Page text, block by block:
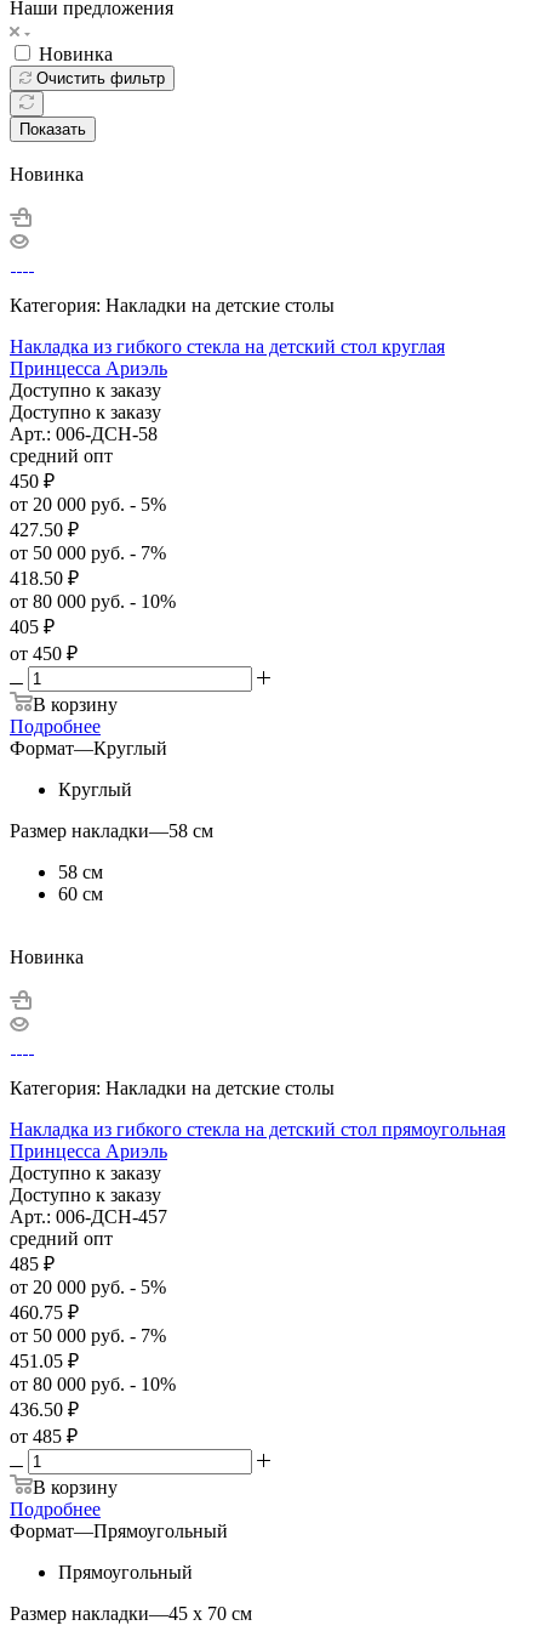
Наши предложения
Новинка
Очистить фильтр
Показать
Новинка
Категория: Накладки на детские столы
Накладка из гибкого стекла на детский стол круглая
Принцесса Ариэль
Доступно к заказу
Доступно к заказу
Арт.: 006-ДСН-58
средний опт
450 ₽
от 20 000 руб. - 5%
427.50 ₽
от 50 000 руб. - 7%
418.50 ₽
от 80 000 руб. - 10%
405 ₽
от 450 ₽
В корзину
Подробнее
Формат—Круглый
Круглый
Размер накладки—58 см
58 см
60 см
Новинка
Категория: Накладки на детские столы
Накладка из гибкого стекла на детский стол прямоугольная
Принцесса Ариэль
Доступно к заказу
Доступно к заказу
Арт.: 006-ДСН-457
средний опт
485 ₽
от 20 000 руб. - 5%
460.75 ₽
от 50 000 руб. - 7%
451.05 ₽
от 80 000 руб. - 10%
436.50 ₽
от 485 ₽
В корзину
Подробнее
Формат—Прямоугольный
Прямоугольный
Размер накладки—45 x 70 см